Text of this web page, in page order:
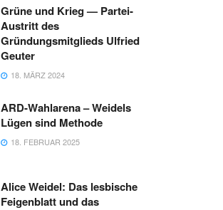
Grüne und Krieg — Partei-
Austritt des
Gründungsmitglieds Ulfried
Geuter
18. MÄRZ 2024
ARD-Wahlarena – Weidels
Lügen sind Methode
18. FEBRUAR 2025
Alice Weidel: Das lesbische
Feigenblatt und das